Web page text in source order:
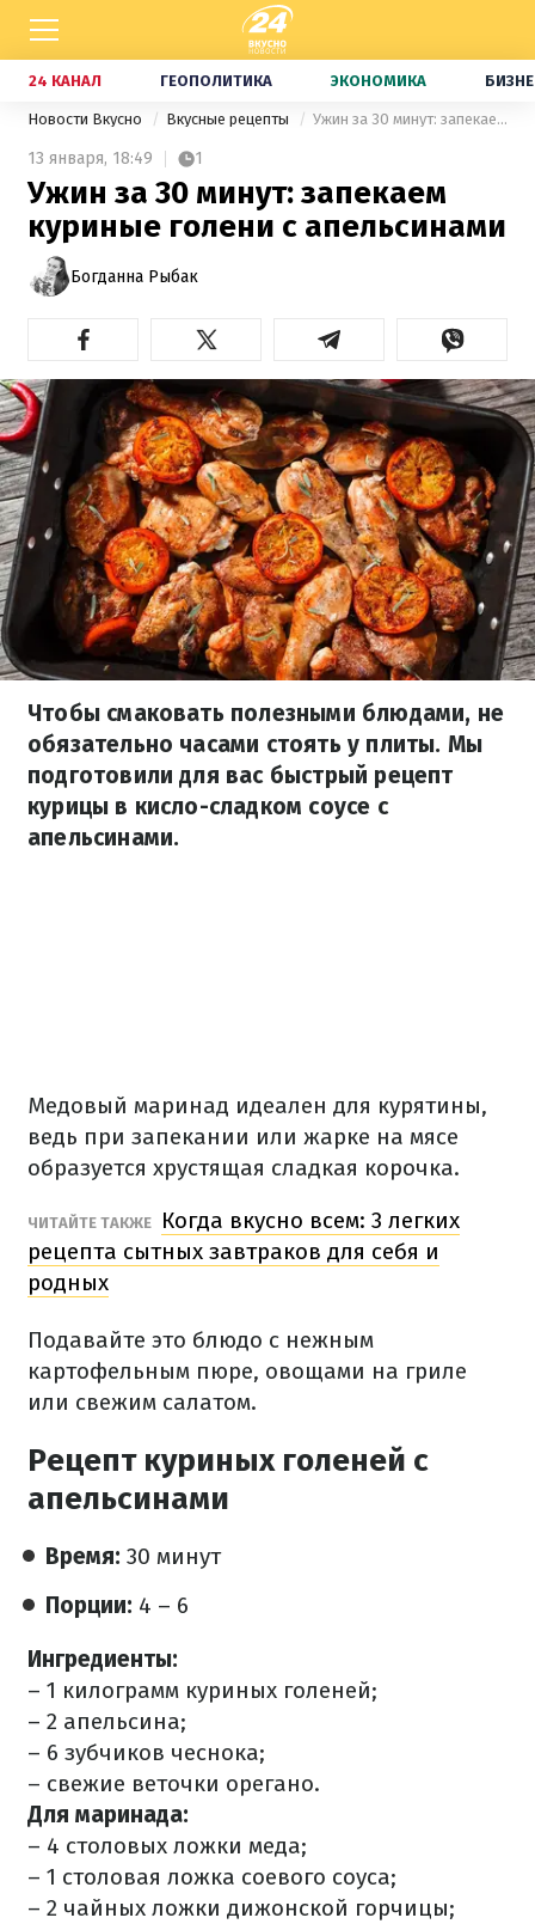
24 КАНАЛ ГЕОПОЛИТИКА ЭКОНОМИКА
Новости Вкусно Вкусные рецепты Ужин за 30 минут: запекаем куриные голени с апельсинами
13 января, 18:49 1
Ужин за 30 минут: запекаем
куриные голени с апельсинами
Богданна Рыбак
Чтобы смаковать полезными блюдами, не
обязательно часами стоять у плиты. Мы
подготовили для вас быстрый рецепт
курицы в кисло-сладком соусе с
апельсинами.
Медовый маринад идеален для курятины,
ведь при запекании или жарке на мясе
образуется хрустящая сладкая корочка.
ЧИТАЙТЕ ТАКЖЕ
Когда вкусно всем: 3 легких
рецепта сытных завтраков для себя и
родных
Подавайте это блюдо с нежным
картофельным пюре, овощами на гриле
или свежим салатом.
Рецепт куриных голеней с
апельсинами
Время: 30 минут
Порции: 4 – 6
Ингредиенты:
– 1 килограмм куриных голеней;
– 2 апельсина;
– 6 зубчиков чеснока;
– свежие веточки орегано.
Для маринада:
– 4 столовых ложки меда;
– 1 столовая ложка соевого соуса;
– 2 чайных ложки дижонской горчицы;